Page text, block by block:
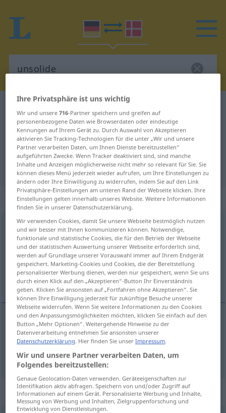
Deutsch-Dänisch Übersetzung für
"unsolide"
"unsolide" Dänisch Übersetzung
„unsolide“
unsolide
Übersicht aller Übersetzungen
(Für mehr Details die Übersetzung anklicken/antippen)
usolid, udsvævende
usolid unsolide
udsvævende unsolide FIG
Synonyme für "unsolide"
Ihre Privatsphäre ist uns wichtig
Wir und unsere716-Partner speichern und greifen auf
personenbezogene Daten wie Browserdaten oder eindeutige
Kennungen auf Ihrem Gerät zu. Durch Auswahl von Akzeptieren
aktivieren Sie Tracking-Technologien für die unter „Wir und unsere
Partner verarbeiten Daten, um Ihnen Dienste bereitzustellen“
aufgeführten Zwecke. Wenn Tracker deaktiviert sind, sind manche
Inhalte und Anzeigen möglicherweise nicht mehr so relevant für Sie. Sie
können dieses Menü jederzeit wieder aufrufen, um Ihre Einstellungen zu
ändern oder Ihre Einwilligung zu widerrufen, indem Sie auf den Link
Privatsphäre-Einstellungen am unteren Rand der Webseite klicken. Ihre
Einstellungen gelten innerhalb unseres Website. Weitere Informationen
finden Sie in unserer Datenschutzerklärung.
Wir verwenden Cookies, damit Sie unsere Webseite bestmöglich nutzen
und wir besser mit Ihnen kommunizieren können. Notwendige,
funktionale und statistische Cookies, die für den Betrieb der Webseite
und der statistischen Auswertung unserer Webseite erforderlich sind,
werden auf Grundlage unserer Vorauswahl immer auf Ihrem Endgerät
gespeichert. Marketing-Cookies und Cookies, die der Bereitstellung
personalisierter Werbung dienen, werden nur gespeichert, wenn Sie uns
durch einen Klick auf den „Akzeptieren“-Button Ihr Einverständnis
geben. Klicken Sie ansonsten auf „Fortfahren ohne Akzeptieren“. Sie
können Ihre Einwilligung jederzeit für zukünftige Besuche unserer
Webseite widerrufen. Wenn Sie weitere Informationen zu den Cookies
und den Anpassungsmöglichkeiten möchten, klicken Sie einfach auf den
Button „Mehr Optionen“. Weitergehende Hinweise zu der
Datenverarbeitung entnehmen Sie ansonsten unserer
Datenschutzerklärung. Hier finden Sie unserImpressum.
Wir und unsere Partner verarbeiten Daten, um
Folgendes bereitzustellen:
Genaue Geolocation-Daten verwenden. Geräteeigenschaften zur
Identifikation aktiv abfragen. Speichern von und/oder Zugriff auf
Informationen auf einem Gerät. Personalisierte Werbung und Inhalte,
Messung von Werbung und Inhalten, Zielgruppenforschung und
Entwicklung von Dienstleistungen.